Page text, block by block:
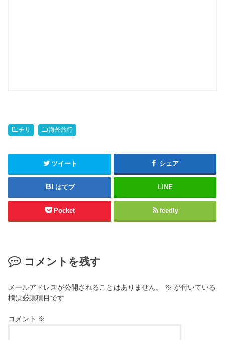
チリ 海外旅行
ツイート シェア
はてブ LINE
Pocket feedly
コメントを残す
メールアドレスが公開されることはありません。 ※ が付いている
欄は必須項目です
コメント ※